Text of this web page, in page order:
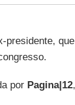
presidente,
por Pagina|12